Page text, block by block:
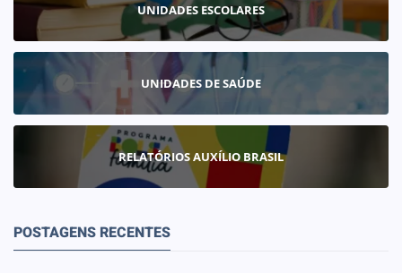
UNIDADES ESCOLARES
UNIDADES DE SAÚDE
RELATÓRIOS AUXÍLIO BRASIL
POSTAGENS RECENTES